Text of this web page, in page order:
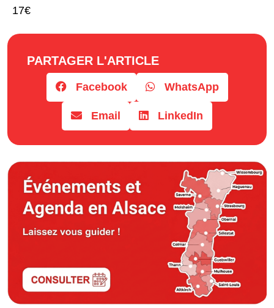
17€
PARTAGER L'ARTICLE
Facebook WhatsApp
Email LinkedIn